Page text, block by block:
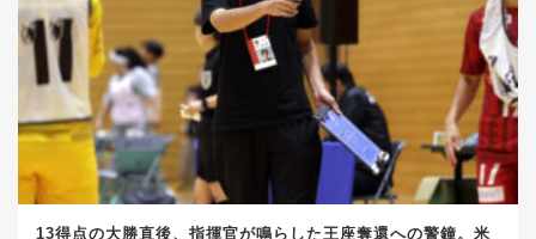
13得点の大勝直後、指揮官が鳴らした王座奪還への警鐘。米